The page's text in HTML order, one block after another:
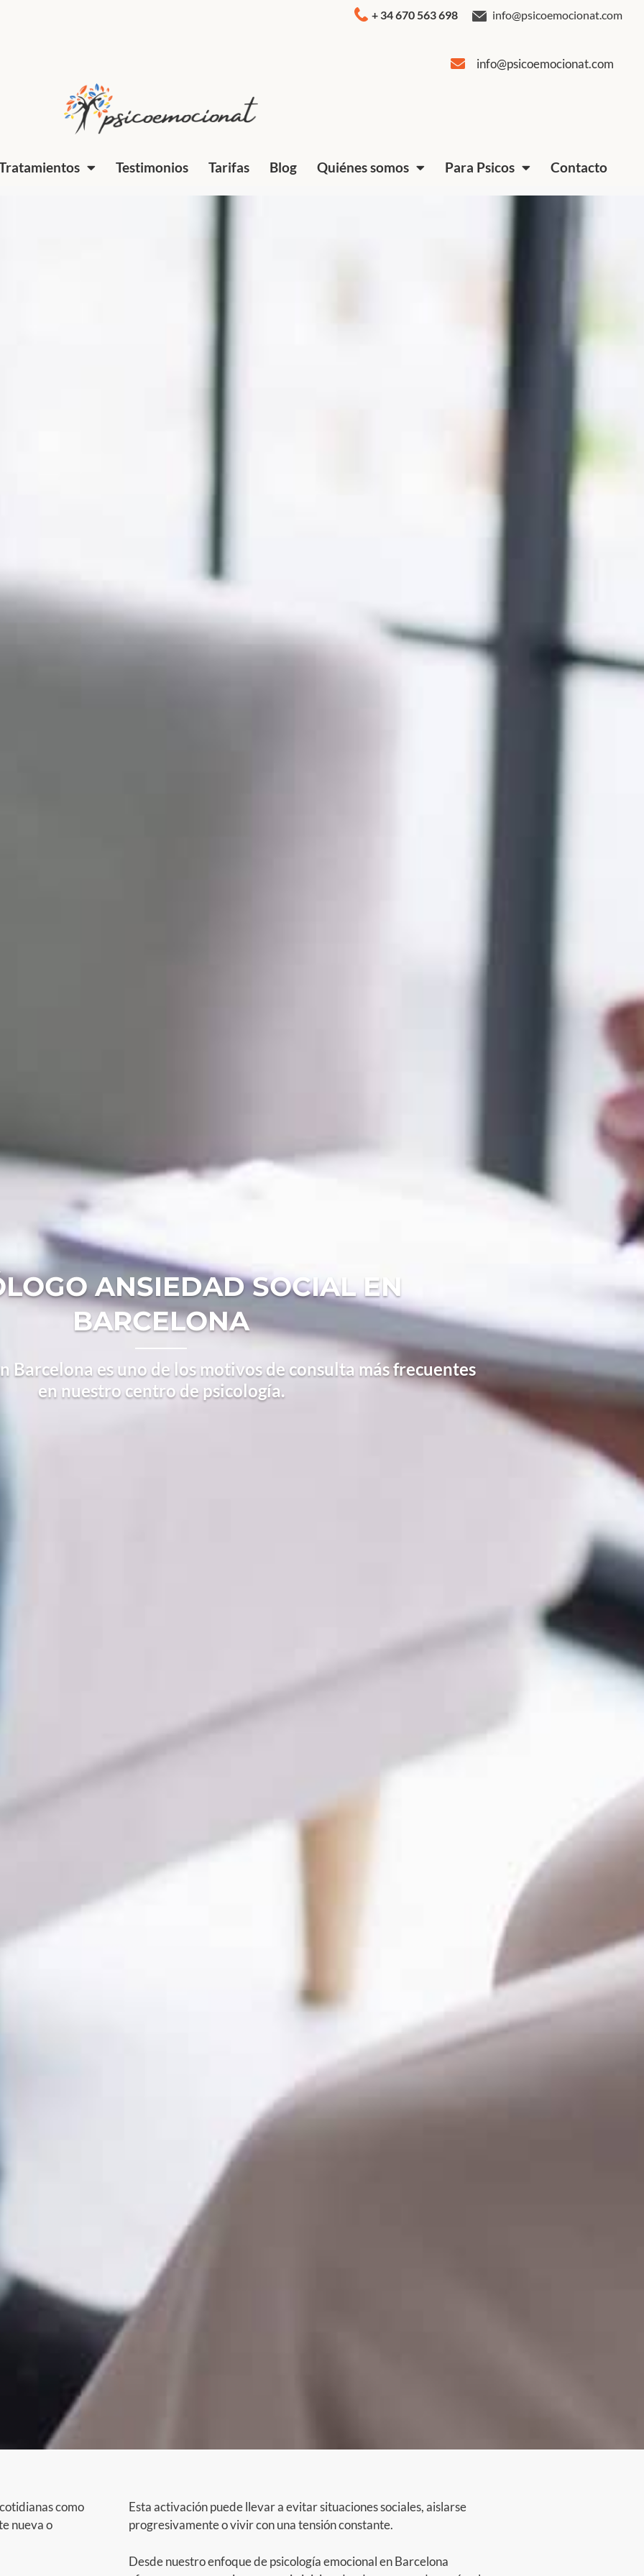
+ 34 670 563 698 info@psicoemocionat.com
info@psicoemocionat.com
Testimonios Tarifas Blog Quiénes somos Para Psicos Contacto
ANSIEDAD SOCIAL EN
BARCELONA
Barcelona es uno de los motivos de consulta más frecuentes
en nuestro centro de psicología.
como
nueva o
Esta activación puede llevar a evitar situaciones sociales, aislarse
progresivamente o vivir con una tensión constante.
Desde nuestro enfoque de psicología emocional en Barcelona